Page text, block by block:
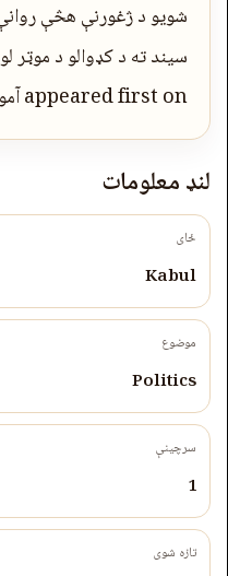
appeared first on آمو ټلویزیون.
لنډ معلومات
ځای
Kabul
موضوع
Politics
سرچینې
1
تازه شوی